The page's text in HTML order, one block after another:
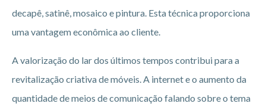
decapê, satinê, mosaico e pintura. Esta técnica proporciona
uma vantagem econômica ao cliente.
A valorização do lar dos últimos tempos contribui para a
revitalização criativa de móveis. A internet e o aumento da
quantidade de meios de comunicação falando sobre o tema